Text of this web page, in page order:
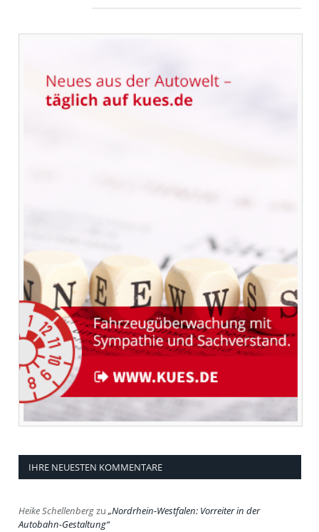
IHRE NEUESTEN KOMMENTARE
Heike Schellenbergzu Nordrhein-Westfalen: Vorreiter in der
Autobahn-Gestaltung